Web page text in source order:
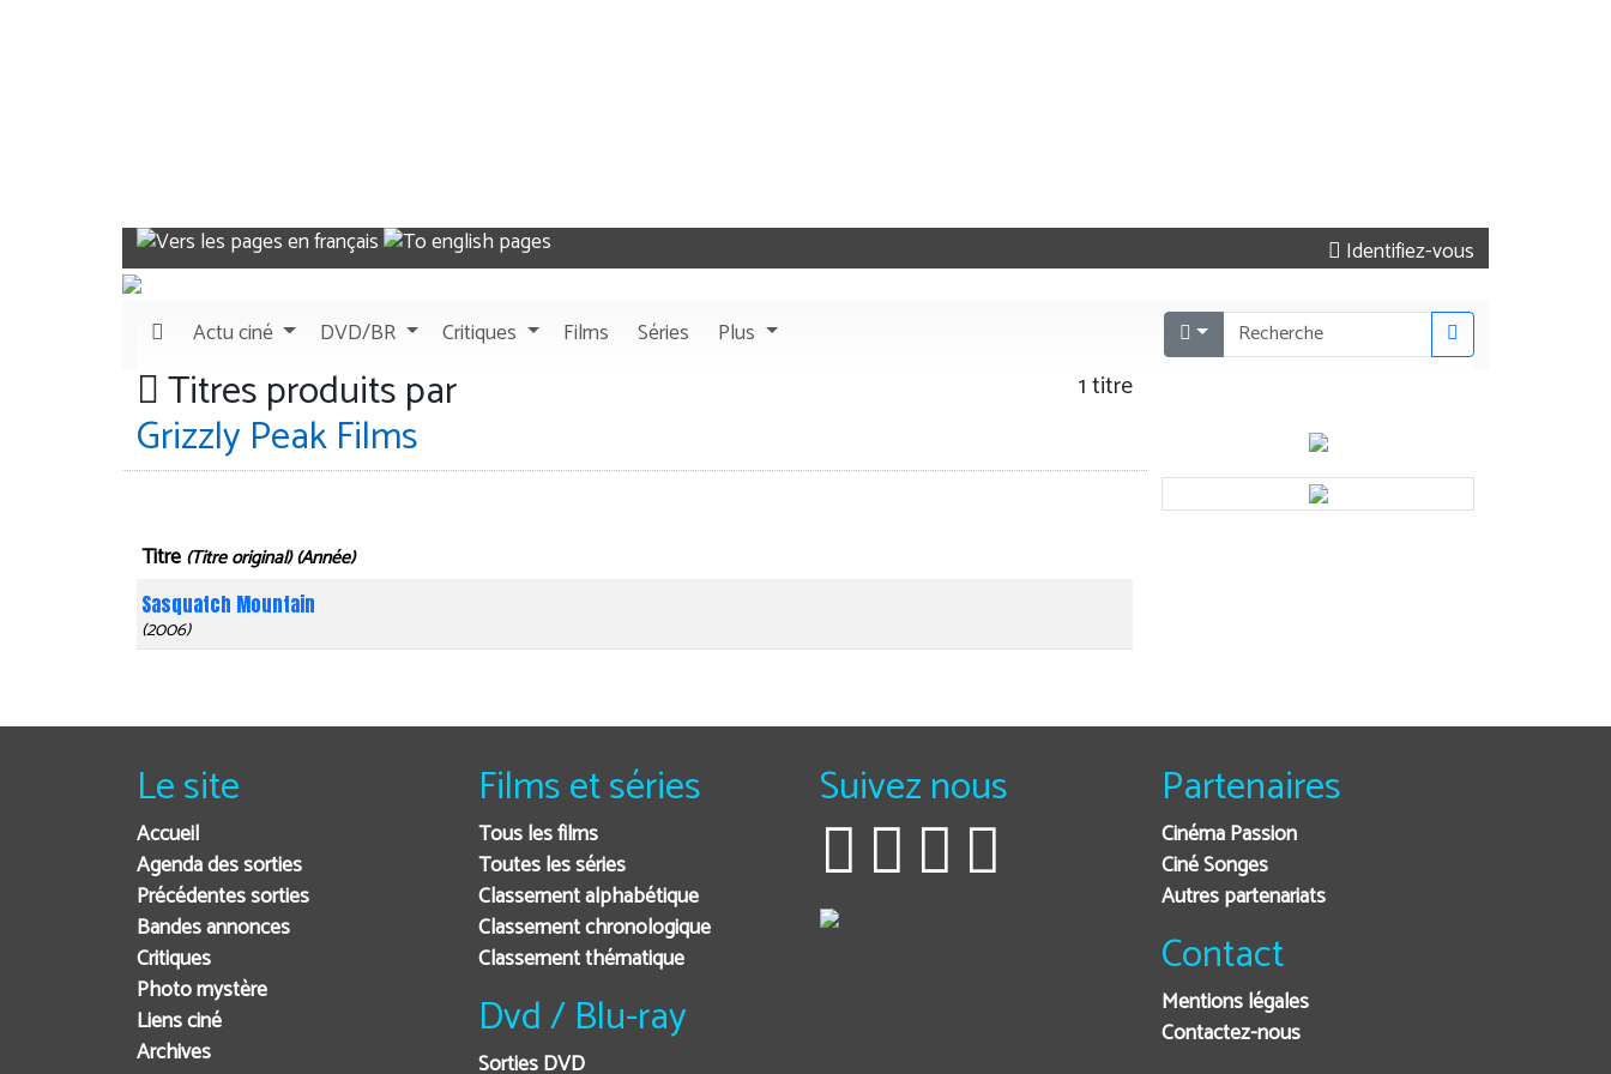
Identifiez-vous
Actuciné DVD/BR Critiques Films Séries Plus
Titres produits par
Grizzly Peak Films
1 titre
Titre (Titre original) (Année)
Sasquatch Mountain
(2006)
Le site
Accueil
Agenda des sorties
Précédentes sorties
Bandes annonces
Critiques
Photo mystère
Liens ciné
Archives
Films et séries
Tous les films
Toutes les séries
Classement alphabétique
Classement chronologique
Classement thématique
Dvd / Blu-ray
Sorties DVD
Suivez nous Partenaires
Cinéma Passion
Ciné Songes
Autres partenariats
Contact
Mentions légales
Contactez-nous